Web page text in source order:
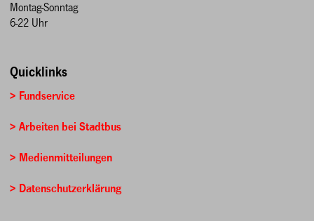
Montag-Sonntag
6-22 Uhr
Quicklinks
> Fundservice
> Arbeiten bei Stadtbus
> Medienmitteilungen
> Datenschutzerklärung